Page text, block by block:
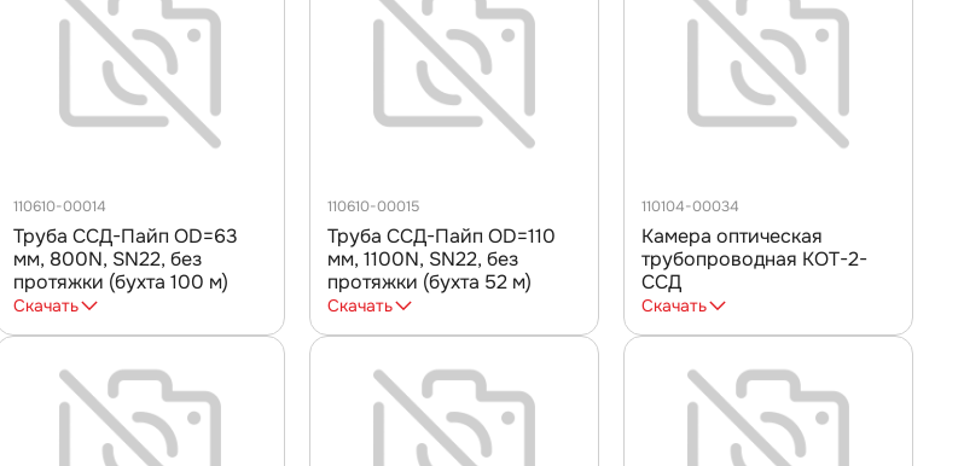
110610-00014
Труба ССД-Пайп OD=63
мм, 800N, SN22, без
протяжки (бухта 100 м)
Скачать
110610-00015
Труба ССД-Пайп OD=110
мм, 1100N, SN22, без
протяжки (бухта 52 м)
Скачать
110104-00034
Камера оптическая
трубопроводная КОТ-2-
ССД
Скачать